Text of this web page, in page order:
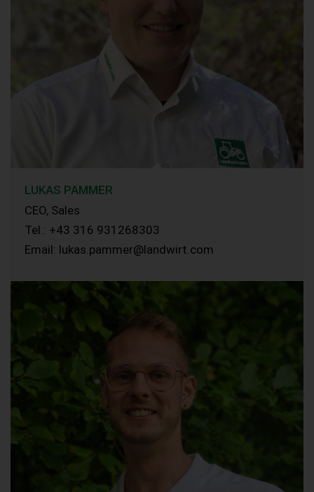
LUKAS PAMMER
CEO, Sales
Tel.: +43 316 931268303
Email: lukas.pammer@landwirt.com